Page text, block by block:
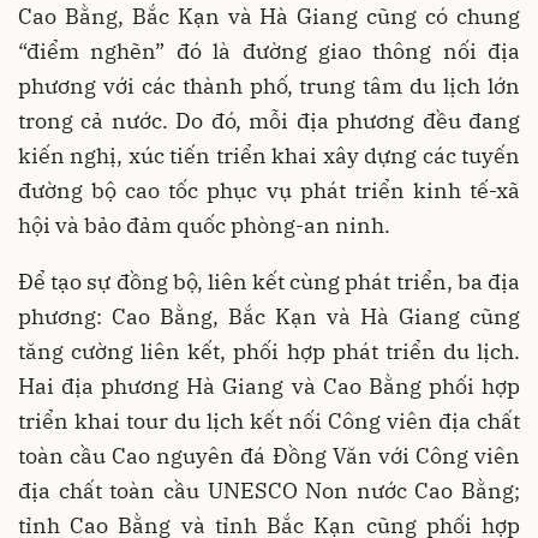
Cao Bằng, Bắc Kạn và Hà Giang cũng có chung
“điểm nghẽn” đó là đường giao thông nối địa
phương với các thành phố, trung tâm du lịch lớn
trong cả nước. Do đó, mỗi địa phương đều đang
kiến nghị, xúc tiến triển khai xây dựng các tuyến
đường bộ cao tốc phục vụ phát triển kinh tế-xã
hội và bảo đảm quốc phòng-an ninh.
Để tạo sự đồng bộ, liên kết cùng phát triển, ba địa
phương: Cao Bằng, Bắc Kạn và Hà Giang cũng
tăng cường liên kết, phối hợp phát triển du lịch.
Hai địa phương Hà Giang và Cao Bằng phối hợp
triển khai tour du lịch kết nối Công viên địa chất
toàn cầu Cao nguyên đá Đồng Văn với Công viên
địa chất toàn cầu UNESCO Non nước Cao Bằng;
tỉnh Cao Bằng và tỉnh Bắc Kạn cũng phối hợp